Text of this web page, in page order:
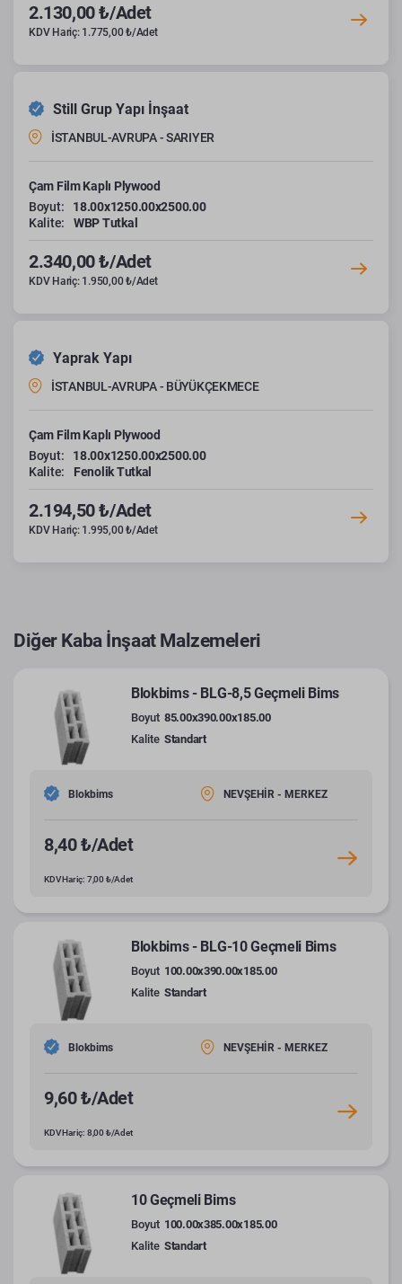
2.130,00 ₺/Adet
KDV Hariç: 1.775,00 ₺/Adet
Still Grup Yapı İnşaat
İSTANBUL-AVRUPA - SARIYER
Çam Film Kaplı Plywood
Boyut:
18.00x1250.00x2500.00
Kalite:
WBP Tutkal
2.340,00 ₺/Adet
KDV Hariç: 1.950,00 ₺/Adet
Yaprak Yapı
İSTANBUL-AVRUPA - BÜYÜKÇEKMECE
Çam Film Kaplı Plywood
Boyut:
18.00x1250.00x2500.00
Kalite:
Fenolik Tutkal
2.194,50 ₺/Adet
KDV Hariç: 1.995,00 ₺/Adet
Diğer Kaba İnşaat Malzemeleri
Blokbims - BLG-8,5 Geçmeli Bims
Boyut 85.00x390.00x185.00
Kalite Standart
Blokbims NEVŞEHİR - MERKEZ
8,40 ₺/Adet
KDV Hariç: 7,00 ₺/Adet
Blokbims - BLG-10 Geçmeli Bims
Boyut 100.00x390.00x185.00
Kalite Standart
Blokbims NEVŞEHİR - MERKEZ
9,60 ₺/Adet
KDV Hariç: 8,00 ₺/Adet
10 Geçmeli Bims
Boyut 100.00x385.00x185.00
Kalite Standart